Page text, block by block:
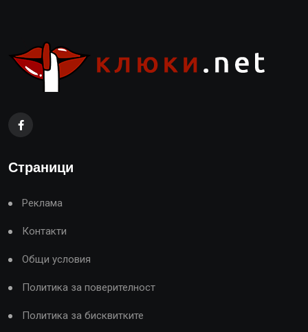
Страници
Реклама
Контакти
Общи условия
Политика за поверителност
Политика за бисквитките